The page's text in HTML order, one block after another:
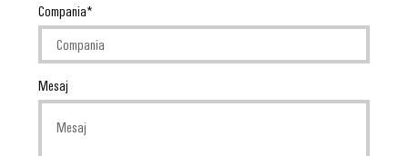
Compania
Mesaj